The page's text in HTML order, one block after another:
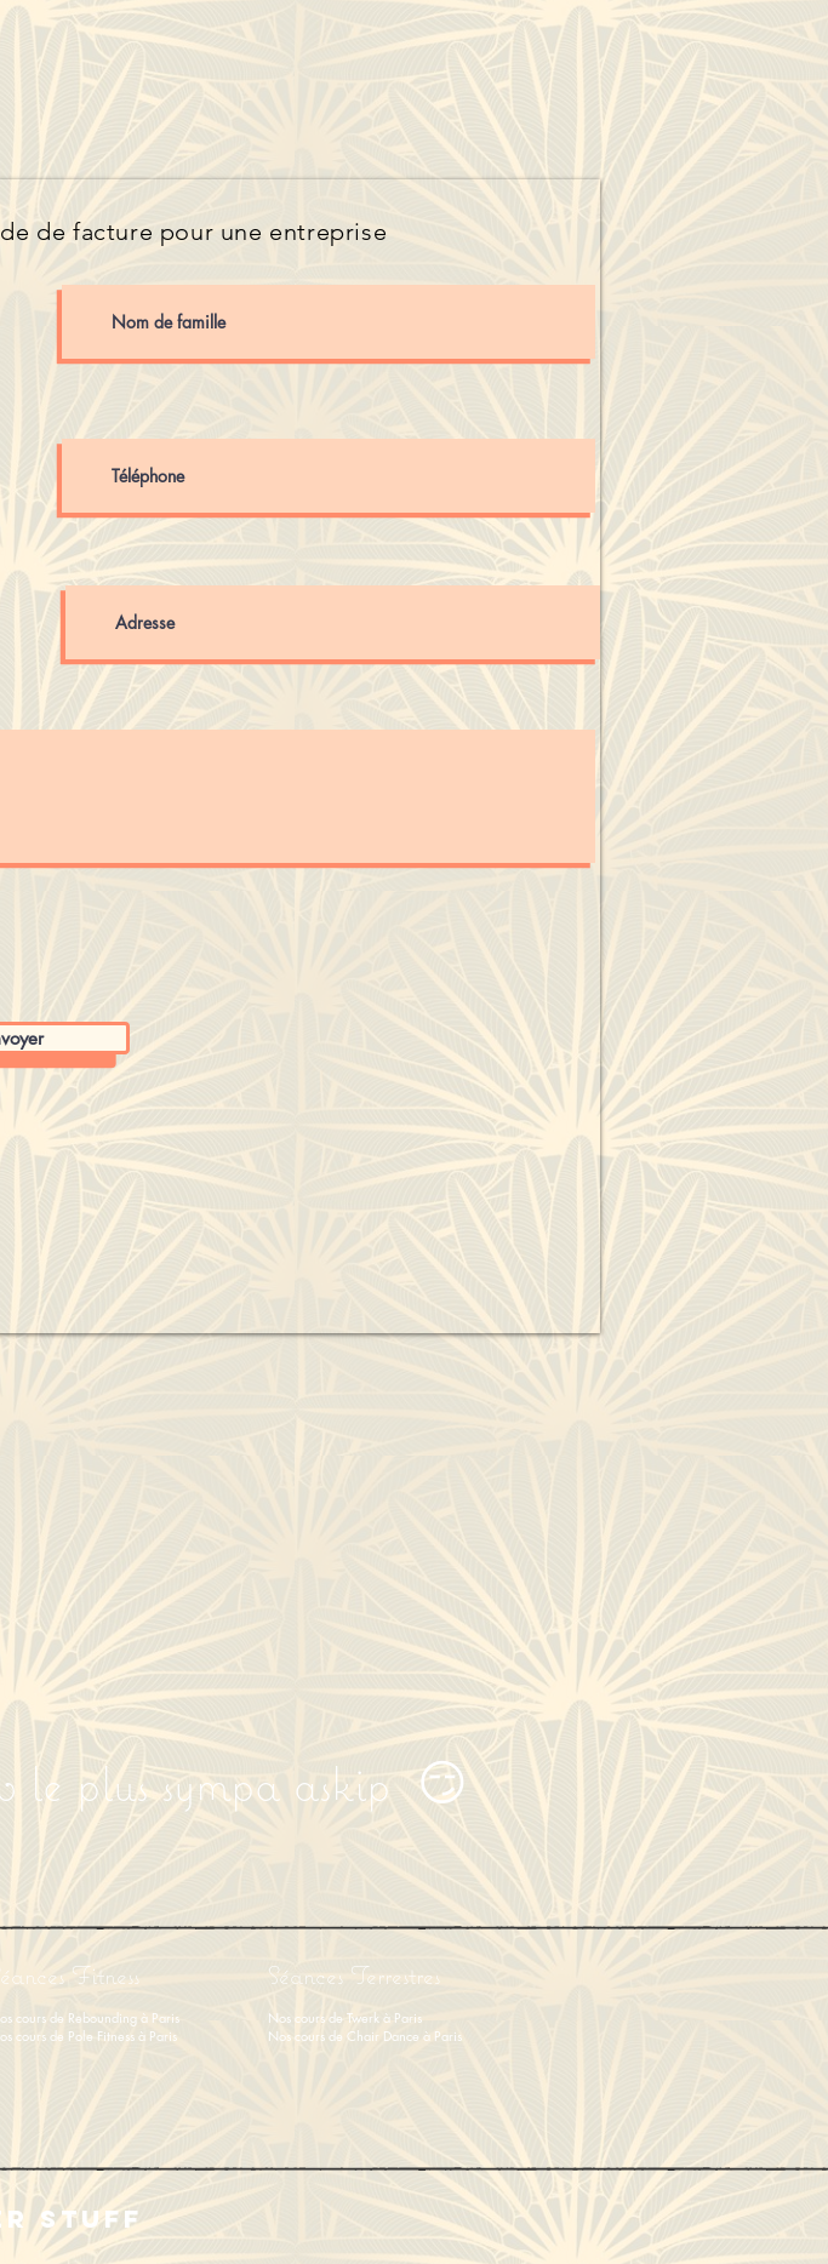
de facture pour une entreprise
le plus sympa askip 😏
Fitness Séances Terrestres
cours de Rebounding à Paris
cours de Pole Fitness à Paris
Nos cours de Twerk à Paris
Nos cours de Chair Dance à Paris
STUFF